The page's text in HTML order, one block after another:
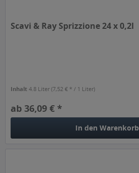
Scavi & Ray Sprizzione 24 x 0,2l
Inhalt4.8 Liter(7,52 € * / 1 Liter)
ab 36,09 € *
In den Warenkorb